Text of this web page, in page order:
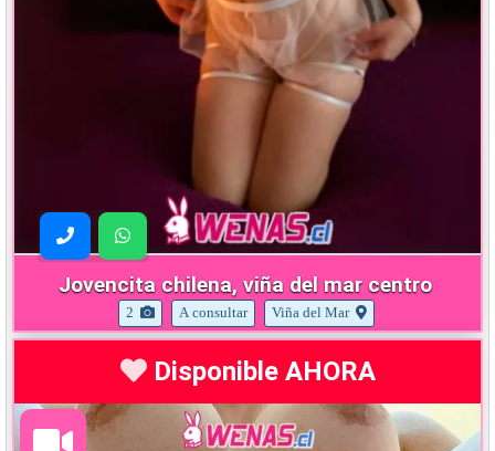
Jovencita chilena, viña del mar centro
2 A consultar Viña del Mar
Disponible AHORA